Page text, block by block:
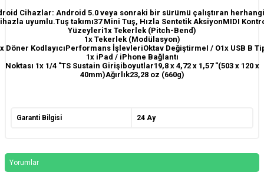
Cihazlar: Android 5.0 veya sonraki bir sürümü çalıştıran
uyumlu.Tuş takımı37 Mini Tuş, Hızla Sentetik AksiyonMIDI
Yüzeyleri1x Tekerlek (Pitch-Bend)
1x Tekerlek (Modülasyon)
Döner KodlayıcıPerformans İşlevleriOktav DeğiştirmeI / O1x USB B
1x iPad / iPhone Bağlantı
Noktası 1x 1/4 "TS Sustain Girişiboyutlar19,8 x 4,72 x 1,57 "(503 x 120 x
40mm)Ağırlık23,28 oz (660g)
Garanti Bilgisi 24 Ay
Yorumlar